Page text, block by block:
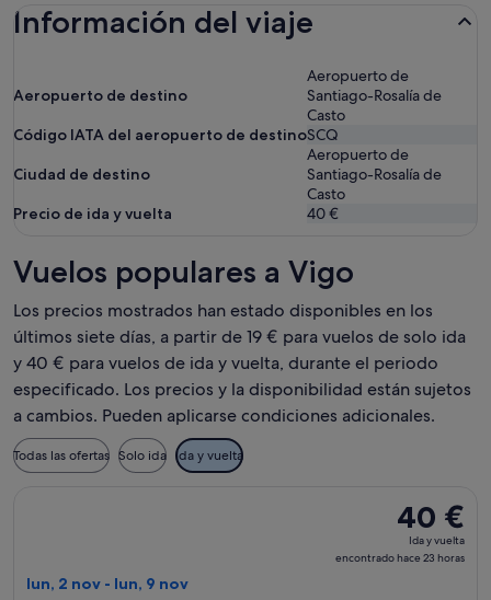
Información del viaje
Aeropuerto de destino
Aeropuerto de
Santiago-Rosalía de
Casto
Código IATA del aeropuerto de destinoSCQ
Ciudad de destino
Aeropuerto de
Santiago-Rosalía de
Casto
Precio de ida y vuelta
40 €
Vuelos populares a Vigo
Los precios mostrados han estado disponibles en los
últimos siete días, a partir de 19 € para vuelos de solo ida
y 40 € para vuelos de ida y vuelta, durante el periodo
especificado. Los precios y la disponibilidad están sujetos
a cambios. Pueden aplicarse condiciones adicionales.
Todas las ofertas Solo ida Ida y vuelta
40 €
Ida
y
40 €
Ida y vuelta
encontrado hace 23 horas
lun, 2 nov - lun, 9 nov